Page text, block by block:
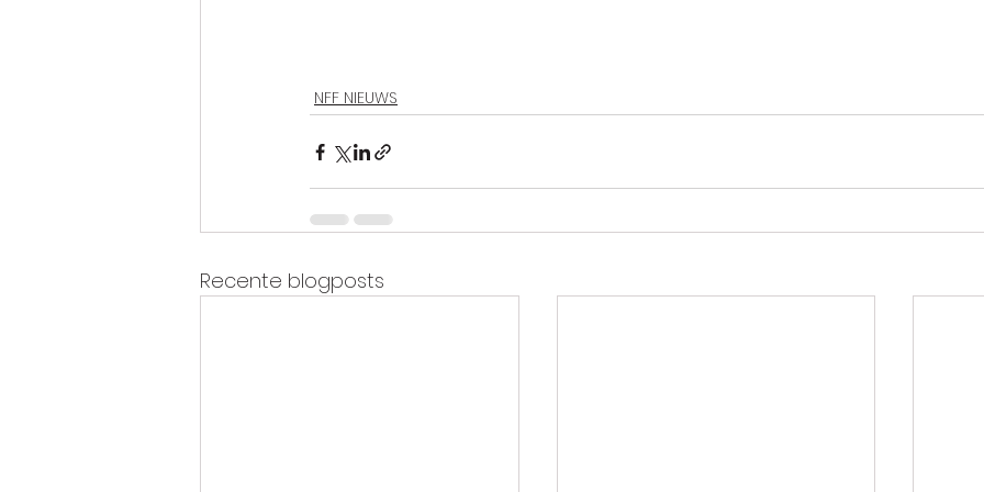
NFF NIEUWS
Recente blogposts